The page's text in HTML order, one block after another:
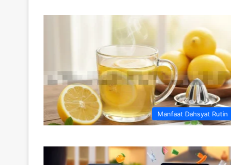
Manfaat Dahsyat Rutin